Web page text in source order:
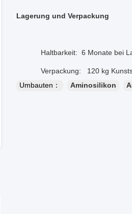
Lagerung und Verpackung
Haltbarkeit: 6 Monate bei
Verpackung: 120 kg
Umbauten：
Aminosilikon